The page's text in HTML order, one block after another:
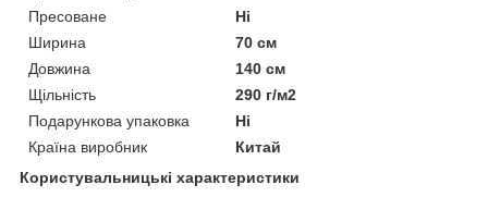
Пресоване
Ні
Ширина
70 см
Довжина
140 см
Щільність
290 г/м2
Подарункова упаковка
Ні
Країна виробник
Китай
Користувальницькі характеристики